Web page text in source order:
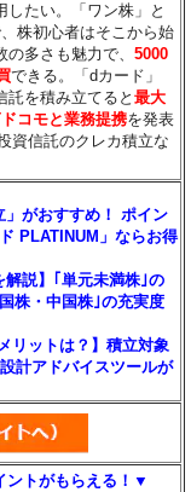
したい。「ワン株」と
株初心者はそこから始
の多さも魅力で、5000
できる。「dカード」
託を積み立てると最大
ドコモと業務提携を発表
資信託のクレカ積立な
がおすすめ！ ポイン
PLATINUM」ならお得
説】｢単元未満株｣の
株・中国株｣の充実度
リットは？】積立対象
計アドバイスツールが
ントがもらえる！▼